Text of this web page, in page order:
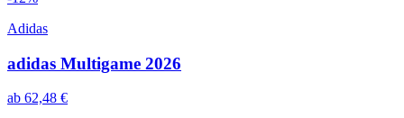
Adidas
adidas Multigame 2026
ab 62,48 €